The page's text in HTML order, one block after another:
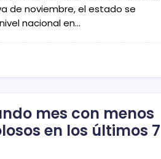
de noviembre, el estado se
nacional en…
mes con menos
en los últimos 7